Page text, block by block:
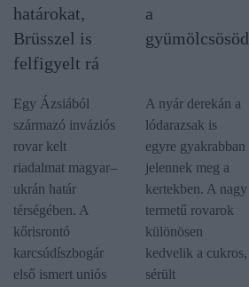
határokat,
Brüsszel is
felfigyelt rá
Egy Ázsiából
származó inváziós
rovar kelt
riadalmat magyar–
ukrán határ
térségében. A
kőrisrontó
karcsúdíszbogár
első ismert uniós
a
gyümölcsösöd
A nyár derekán a
lódarazsak is
egyre gyakrabban
jelennek meg a
kertekben. A nagy
termetű rovarok
különösen
kedvelik a cukros,
sérült